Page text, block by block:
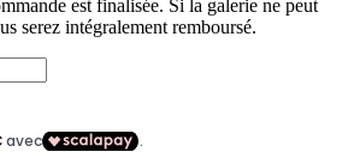
est finalisée. Si la galerie ne peut
serez intégralement remboursé.